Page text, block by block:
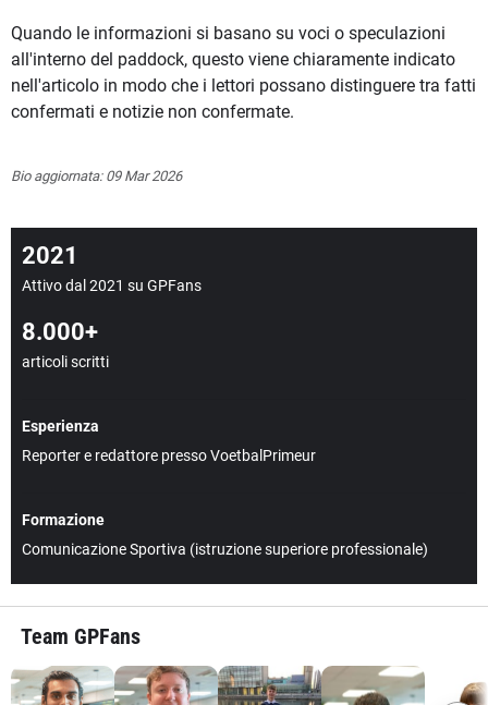
Quando le informazioni si basano su voci o speculazioni
all'interno del paddock, questo viene chiaramente indicato
nell'articolo in modo che i lettori possano distinguere tra fatti
confermati e notizie non confermate.
Bio aggiornata: 09 Mar 2026
2021
Attivo dal 2021 su GPFans
8.000+
articoli scritti
Esperienza
Reporter e redattore presso VoetbalPrimeur
Formazione
Comunicazione Sportiva (istruzione superiore professionale)
Team GPFans